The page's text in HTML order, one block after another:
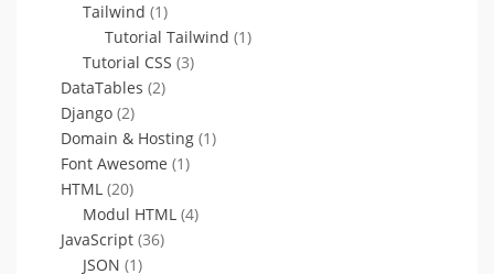
Tailwind (1)
Tutorial Tailwind (1)
Tutorial CSS (3)
DataTables (2)
Django (2)
Domain & Hosting (1)
Font Awesome (1)
HTML (20)
Modul HTML (4)
JavaScript (36)
JSON (1)